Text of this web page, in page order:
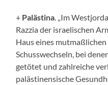
+ Palästina . „Im
Razzia der israelischen
Haus eines
Schusswechseln, bei
getötet und zahlreiche
palästinensische